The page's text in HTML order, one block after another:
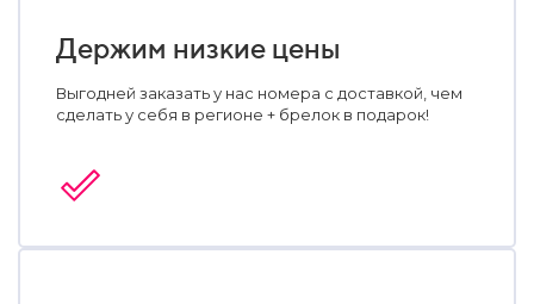
Держим низкие цены
Выгодней заказать у нас номера с доставкой, чем
сделать у себя в регионе + брелок в подарок!